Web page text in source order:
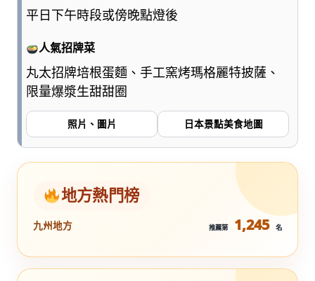
平日下午時段或傍晚點燈後
人氣招牌菜
丸太招牌培根蛋麵、手工窯烤瑪格麗特披薩、
限量爆漿生甜甜圈
照片、圖片 日本景點美食地圖
地方熱門榜
九州地方 推薦第 1,245 名